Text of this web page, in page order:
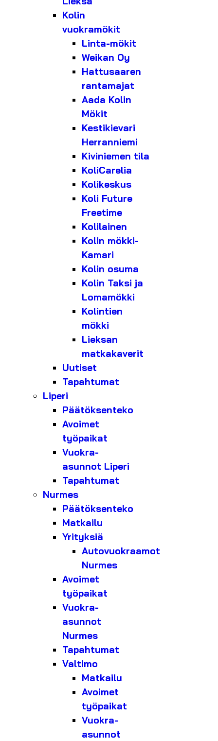
Kolin
vuokramökit
Linta-mökit
Weikan Oy
Hattusaaren
rantamajat
Aada Kolin
Mökit
Kestikievari
Herranniemi
Kiviniemen tila
KoliCarelia
Kolikeskus
Koli Future
Freetime
Kolilainen
Kolin mökki-
Kamari
Kolin osuma
Kolin Taksi ja
Lomamökki
Kolintien
mökki
Lieksan
matkakaverit
Uutiset
Tapahtumat
Liperi
Päätöksenteko
Avoimet
työpaikat
Vuokra-
asunnot Liperi
Tapahtumat
Nurmes
Päätöksenteko
Matkailu
Yrityksiä
Autovuokraamot
Nurmes
Avoimet
työpaikat
Vuokra-
asunnot
Nurmes
Tapahtumat
Valtimo
Matkailu
Avoimet
työpaikat
Vuokra-
asunnot